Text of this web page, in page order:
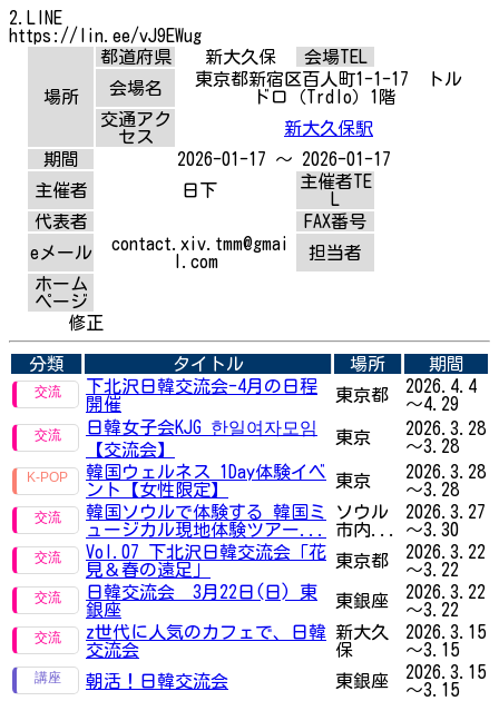
2.LINE
https://lin.ee/vJ9EWug
場所
都道府県 新大久保
会場TEL
会場名
東京都新宿区百人町1-1-17 トル
ドロ（Trdlo）1階
交通アク
セス
新大久保駅
期間
2026-01-17 ～ 2026-01-17
主催者
日下
主催者TE
代表者
FAX番号
eメール
contact.xiv.tmm@gmai
l.com
担当者
ホーム
ページ
修正
分類 タイトル 場所
期間
下北沢日韓交流会-4月の日程
開催
東京都
2026.4.4
～4.29
日韓女子会KJG 한일여자모임
【交流会】
東京
2026.3.28
～3.28
韓国ウェルネス 1Day体験イベ
ント【女性限定】
東京
2026.3.28
～3.28
韓国ソウルで体験する 韓国ミ
ュージカル現地体験ツアー...
ソウル
市内...
2026.3.27
～3.30
Vol.07 下北沢日韓交流会「花
見＆春の遠足」
東京都
2026.3.22
～3.22
日韓交流会 3月22日(日) 東
銀座
東銀座
2026.3.22
～3.22
z世代に人気のカフェで、日韓
交流会
新大久
保
2026.3.15
～3.15
朝活！日韓交流会
東銀座
2026.3.15
～3.15